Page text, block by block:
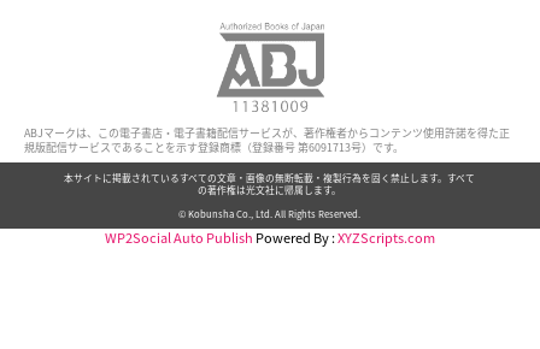
ABJマークは、この電子書店・電子書籍配信サービスが、著作権者からコンテンツ使用許諾を得た正
規版配信サービスであることを示す登録商標（登録番号 第6091713号）です。
本サイトに掲載されているすべての文章・画像の無断転載・複製行為を固く禁止します。すべて
の著作権は光文社に帰属します。
© Kobunsha Co., Ltd. All Rights Reserved.
WP2Social Auto Publish Powered By :XYZScripts.com